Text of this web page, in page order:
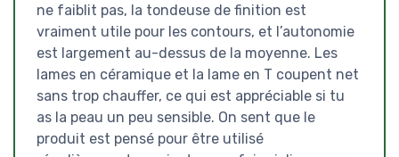
ne faiblit pas, la tondeuse de finition est
vraiment utile pour les contours, et l’autonomie
est largement au-dessus de la moyenne. Les
lames en céramique et la lame en T coupent net
sans trop chauffer, ce qui est appréciable si tu
as la peau un peu sensible. On sent que le
produit est pensé pour être utilisé